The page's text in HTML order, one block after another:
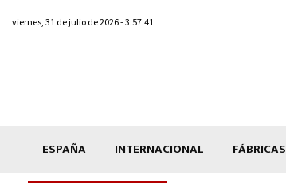
viernes, 31 de julio de 2026 - 3:57:41
ESPAÑA INTERNACIONAL FÁBRICAS